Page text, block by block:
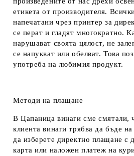
етикета от производителя.
напечатани чрез принтер за
се перат и гладят многократно.
нарушават своята цялост, не
се напукват или обелват. Това
употреба на любимия продукт.
Методи на плащане
В Цапаница винаги сме смятали,
клиента винаги трябва да бъде
да изберете директно плащане с
карта или наложен платеж на